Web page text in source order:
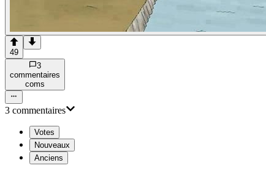
49
3
commentaires
coms
3 commentaires
Votes
Nouveaux
Anciens